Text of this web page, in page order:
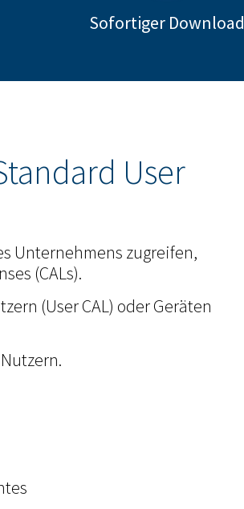
Sofortiger Download
User
Unternehmens zugreifen,
(CALs).
(User CAL) oder Geräten